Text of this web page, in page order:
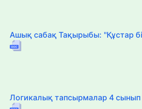
Ашық сабақ Тақырыбы: "Құстар
Логикалық тапсырмалар 4 сынып